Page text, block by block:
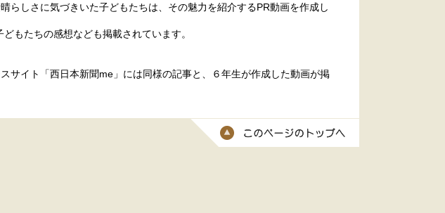
らしさに気づきいた子どもたちは、その魅力を紹介するPR動画を作成し
もたちの感想なども掲載されています。
サイト「西日本新聞me」には同様の記事と、６年生が作成した動画が掲